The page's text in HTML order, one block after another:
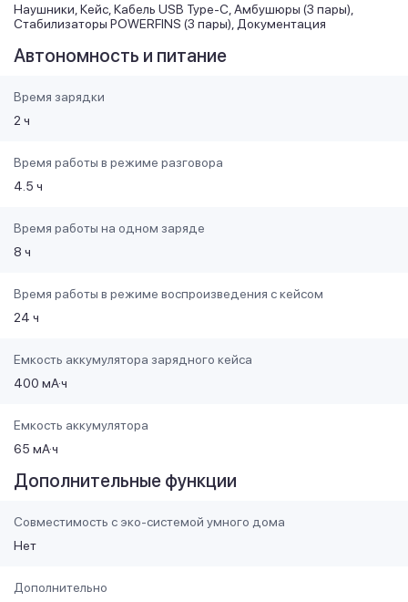
Наушники, Кейс, Кабель USB Type-C, Амбушюры (3 пары),
Стабилизаторы POWERFINS (3 пары), Документация
Автономность и питание
Время зарядки
2 ч
Время работы в режиме разговора
4.5 ч
Время работы на одном заряде
8 ч
Время работы в режиме воспроизведения с кейсом
24 ч
Емкость аккумулятора зарядного кейса
400 мА·ч
Емкость аккумулятора
65 мА·ч
Дополнительные функции
Совместимость с эко-системой умного дома
Нет
Дополнительно